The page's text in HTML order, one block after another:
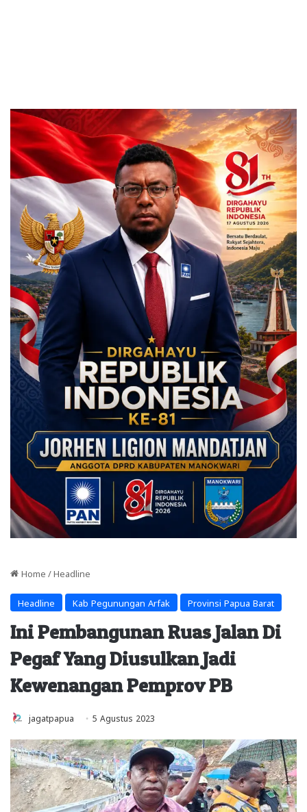
Home / Headline
Headline Kab Pegunungan Arfak Provinsi Papua Barat
Ini Pembangunan Ruas Jalan Di
Pegaf Yang Diusulkan Jadi
Kewenangan Pemprov PB
jagatpapua 5 Agustus 2023